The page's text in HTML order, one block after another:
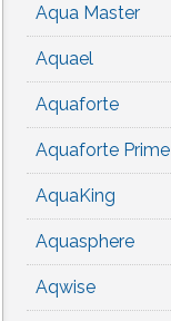
Aqua Master
Aquael
Aquaforte
Aquaforte Prime
AquaKing
Aquasphere
Aqwise